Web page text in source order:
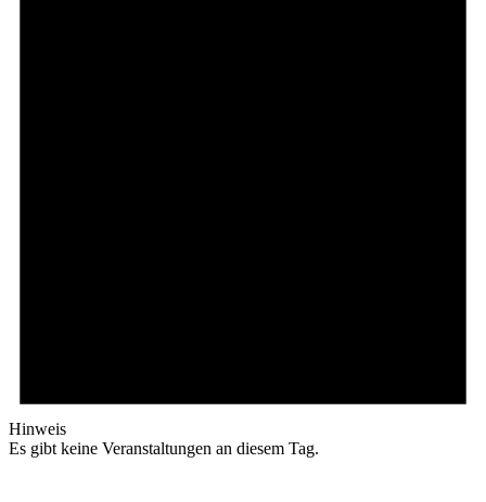
Hinweis
Es gibt keine Veranstaltungen an diesem Tag.